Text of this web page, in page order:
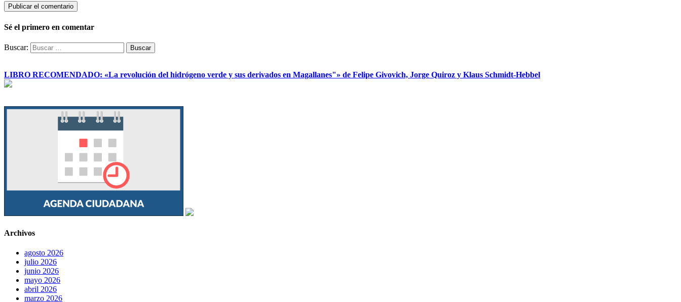
Sé el primero en comentar
Buscar:
LIBRO RECOMENDADO: «La revolución del hidrógeno verde y sus derivados en Magallanes"» de Felipe Givovich, Jorge Quiroz y Klaus Schmidt-Hebbel
Archivos
agosto 2026
julio 2026
junio 2026
mayo 2026
abril 2026
marzo 2026